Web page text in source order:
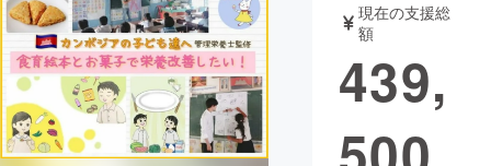
テクノロジー・ガジェット
映像・映画 書籍・雑誌
ビジネス・起業 チャレンジ
現在の支援総
額
439,